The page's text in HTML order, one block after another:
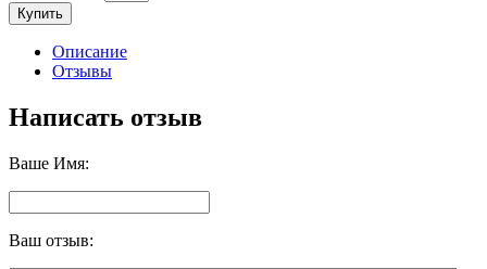
Купить
Описание
Отзывы
Написать отзыв
Ваше Имя:
Ваш отзыв: